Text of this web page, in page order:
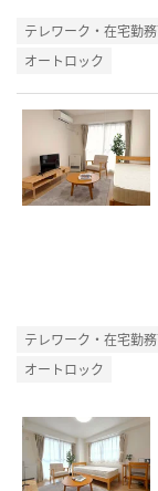
テレワーク・在宅勤
オートロック
テレワーク・在宅勤
オートロック